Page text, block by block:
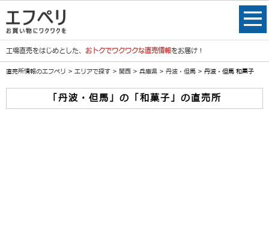
工場直売をはじめとした、 おトクでワクワクな直売情報をお届け！
直売所情報のエフペリ > エリアで探す > 関西 > 兵庫県 > 丹波・但馬 > 丹波・但馬 和菓子
「丹波・但馬」の「和菓子」の直売所